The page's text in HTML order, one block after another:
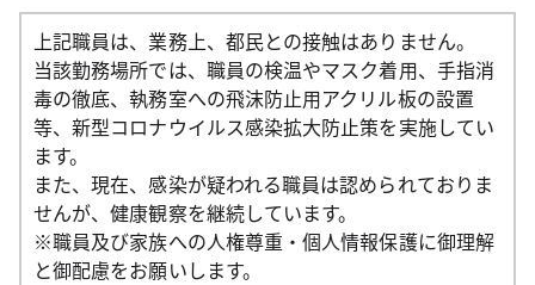
上記職員は、業務上、都民との接触はありません。
当該勤務場所では、職員の検温やマスク着用、手指消
毒の徹底、執務室への飛沫防止用アクリル板の設置
等、新型コロナウイルス感染拡大防止策を実施してい
ます。
また、現在、感染が疑われる職員は認められておりま
せんが、健康観察を継続しています。
※職員及び家族への人権尊重・個人情報保護に御理解
と御配慮をお願いします。